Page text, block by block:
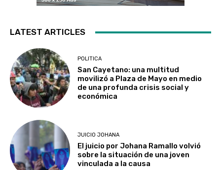
LATEST ARTICLES
POLITICA
San Cayetano: una multitud
movilizó a Plaza de Mayo en medio
de una profunda crisis social y
económica
JUICIO JOHANA
El juicio por Johana Ramallo volvió
sobre la situación de una joven
vinculada a la causa